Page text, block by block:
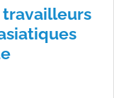
travailleurs